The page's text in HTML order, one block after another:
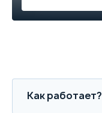
Как работает?